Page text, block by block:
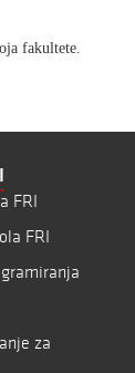
fakultete.
FRI
FRI
za